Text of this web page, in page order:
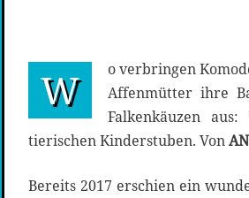
W
o verbringen
Affenmütter ihre
Falkenkäuzen
tierischen Kinderstuben. Von
Bereits 2017 erschien ein